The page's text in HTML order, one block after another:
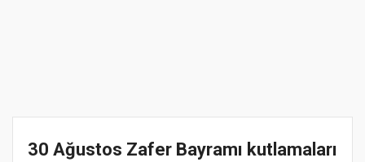
30 Ağustos Zafer Bayramı kutlamaları